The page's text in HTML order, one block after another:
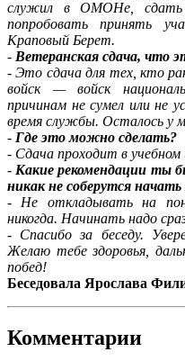
служил в ОМОНе, сдать
попробовать принять
Краповый Берет.
- Ветеранская сдача, что
- Это сдача для тех, кто
войск — войск
причинам не сумел или не
время службы. Осталось у
- Где это можно сделать?
- Сдача проходит в
- Какие рекомендации ты
никак не соберутся
- Не откладывать на
никогда. Начинать надо
- Спасибо за беседу.
Желаю тебе здоровья,
побед!
Беседовала Ярослава
Комментарии